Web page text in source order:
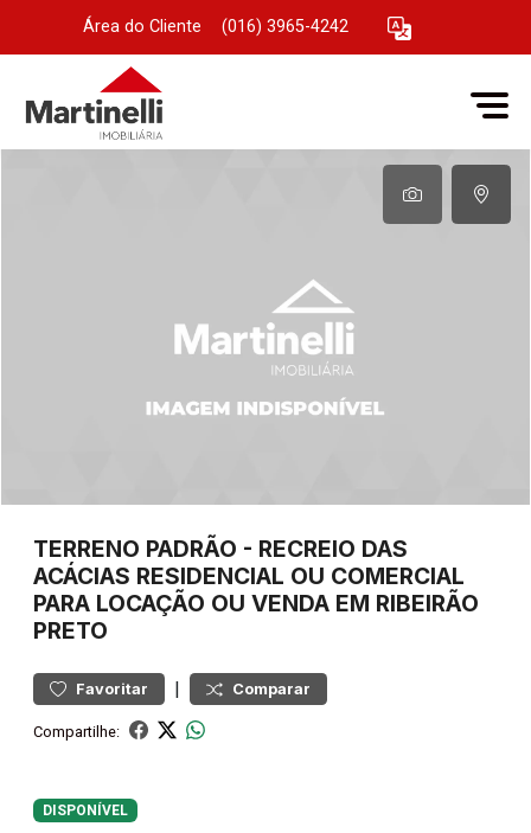
Área do Cliente (016) 3965-4242
TERRENO PADRÃO - RECREIO DAS
ACÁCIAS RESIDENCIAL OU COMERCIAL
PARA LOCAÇÃO OU VENDA EM RIBEIRÃO
PRETO
Favoritar | Comparar
Compartilhe:
DISPONÍVEL